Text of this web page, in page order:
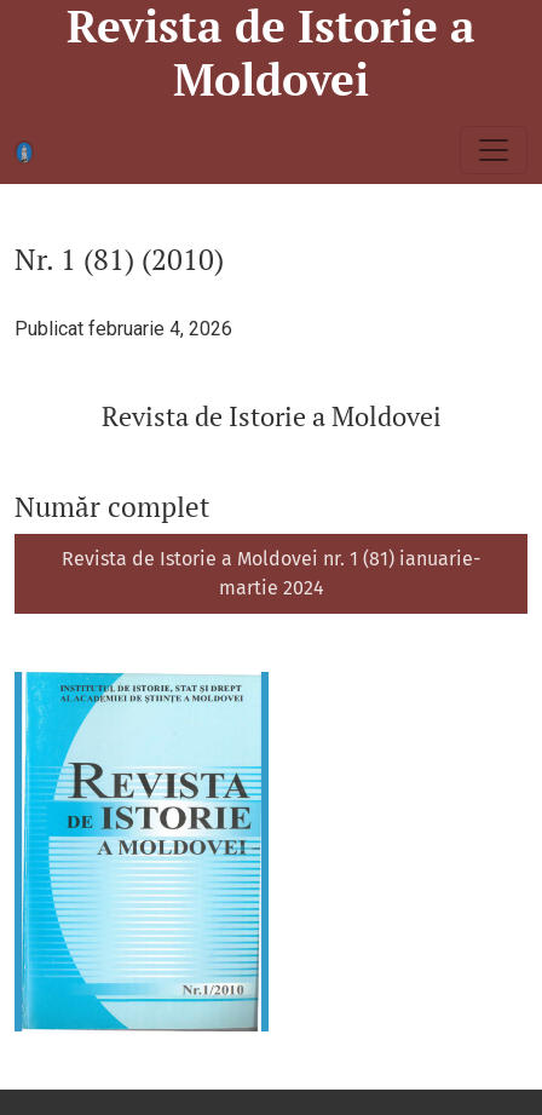
Nr. 1 (81) (2010): Revista de Istorie a Moldovei
Revista de Istorie a
Moldovei
Nr. 1 (81) (2010)
Publicat februarie 4, 2026
Revista de Istorie a Moldovei
Număr complet
Revista de Istorie a Moldovei nr. 1 (81) ianuarie-
martie 2024